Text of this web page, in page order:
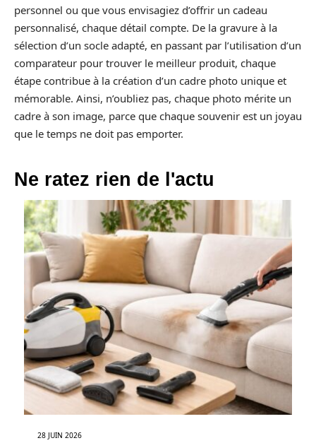
personnel ou que vous envisagiez d’offrir un cadeau
personnalisé, chaque détail compte. De la gravure à la
sélection d’un socle adapté, en passant par l’utilisation d’un
comparateur pour trouver le meilleur produit, chaque
étape contribue à la création d’un cadre photo unique et
mémorable. Ainsi, n’oubliez pas, chaque photo mérite un
cadre à son image, parce que chaque souvenir est un joyau
que le temps ne doit pas emporter.
Ne ratez rien de l'actu
28 JUIN 2026